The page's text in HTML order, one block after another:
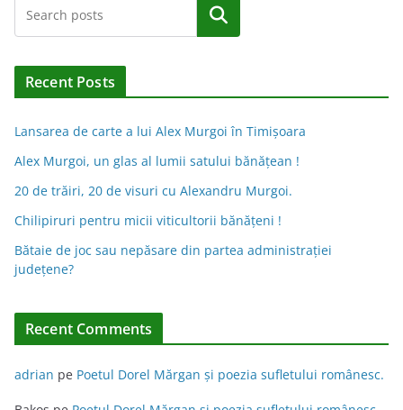
Caută
Recent Posts
Lansarea de carte a lui Alex Murgoi în Timișoara
Alex Murgoi, un glas al lumii satului bănățean !
20 de trăiri, 20 de visuri cu Alexandru Murgoi.
Chilipiruri pentru micii viticultorii bănăţeni !
Bătaie de joc sau nepăsare din partea administraţiei
judeţene?
Recent Comments
adrian pe Poetul Dorel Mărgan şi poezia sufletului românesc.